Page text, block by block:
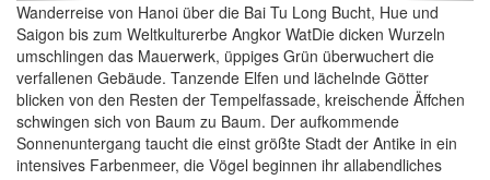
Wanderreise von Hanoi über die Bai Tu Long Bucht, Hue und
Saigon bis zum Weltkulturerbe Angkor WatDie dicken Wurzeln
umschlingen das Mauerwerk, üppiges Grün überwuchert die
verfallenen Gebäude. Tanzende Elfen und lächelnde Götter
blicken von den Resten der Tempelfassade, kreischende Äffchen
schwingen sich von Baum zu Baum. Der aufkommende
Sonnenuntergang taucht die einst größte Stadt der Antike in ein
intensives Farbenmeer, die Vögel beginnen ihr allabendliches